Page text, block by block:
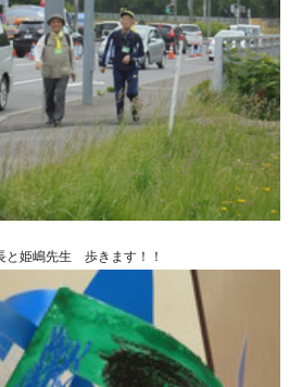
と姫嶋先生 歩きます！！